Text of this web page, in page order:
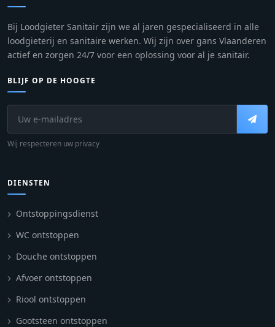
Bij Loodgieter Sanitair zijn we al jaren gespecialiseerd in alle
loodgieterij en sanitaire werken. Wij zijn over gans Vlaanderen
actief en zorgen 24/7 voor een oplossing voor al je sanitair.
BLIJF OP DE HOOGTE
Wij respecteren uw privacy
DIENSTEN
Ontstoppingsdienst
WC ontstoppen
Douche ontstoppen
Afvoer ontstoppen
Riool ontstoppen
Gootsteen ontstoppen